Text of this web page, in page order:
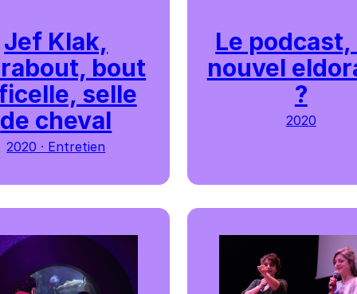
Jef Klak,
bout
selle
de cheval
2020 · Entretien
Le podcast,
nouvel
?
2020